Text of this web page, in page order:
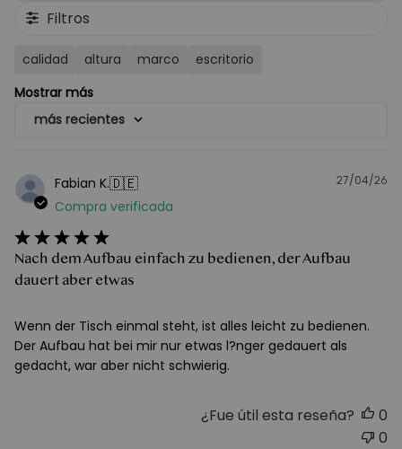
Filtros
calidad altura marco
escritorio
Mostrar más
más recientes
Fabian K.🇩🇪
Compra verificada
Nach dem Aufbau einfach zu bedienen, der Aufbau
dauert aber etwas
Wenn der Tisch einmal steht, ist alles leicht zu bedienen.
Der Aufbau hat bei mir nur etwas l?nger gedauert als
gedacht, war aber nicht schwierig.
27/04/26
¿Fue útil esta reseña?
0
0